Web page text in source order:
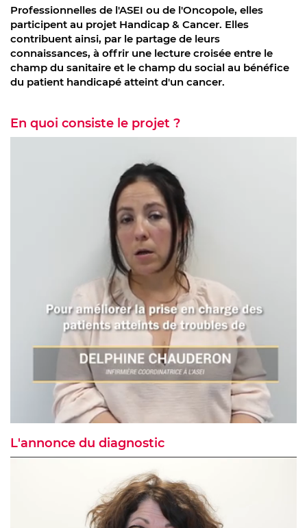
Professionnelles de l'ASEI ou de l'Oncopole, elles
participent au projet Handicap & Cancer. Elles
contribuent ainsi, par le partage de leurs
connaissances, à offrir une lecture croisée entre le
champ du sanitaire et le champ du social au bénéfice
du patient handicapé atteint d'un cancer.
En quoi consiste le projet ?
L'annonce du diagnostic